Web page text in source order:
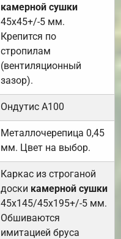
камерной сушки
45х45+/-5 мм.
Крепится по
стропилам
(вентиляционный
зазор).
Ондутис А100
Металлочерепица 0,45
мм. Цвет на выбор.
Каркас из строганой
доски камерной сушки
45х145/45х195+/-5 мм.
Обшиваются
имитацией бруса